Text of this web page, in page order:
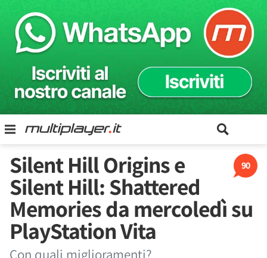
90
Silent Hill Origins e
Silent Hill: Shattered
Memories da mercoledì su
PlayStation Vita
Con quali miglioramenti?